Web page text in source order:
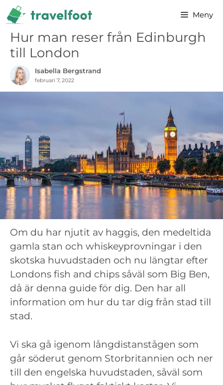
Hoppa
till
innehåll
Meny
Hur man reser från Edinburgh
till London
Isabella Bergstrand
februari 7, 2022
Om du har njutit av haggis, den medeltida
gamla stan och whiskeyprovningar i den
skotska huvudstaden och nu längtar efter
Londons fish and chips såväl som Big Ben,
då är denna guide för dig. Den har all
information om hur du tar dig från stad till
stad.
Vi ska gå igenom långdistanstågen som
går söderut genom Storbritannien och ner
till den engelska huvudstaden, såväl som